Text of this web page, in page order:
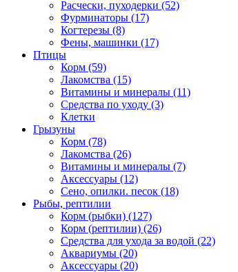
Расчески, пуходерки (52)
Фурминаторы (17)
Когтерезы (8)
Фены, машинки (17)
Птицы
Корм (59)
Лакомства (15)
Витамины и минералы (11)
Средства по уходу (3)
Клетки
Грызуны
Корм (78)
Лакомства (26)
Витамины и минералы (7)
Аксессуары (12)
Сено, опилки. песок (18)
Рыбы, рептилии
Корм (рыбки) (127)
Корм (рептилии) (26)
Средства для ухода за водой (22)
Аквариумы (20)
Аксессуары (20)